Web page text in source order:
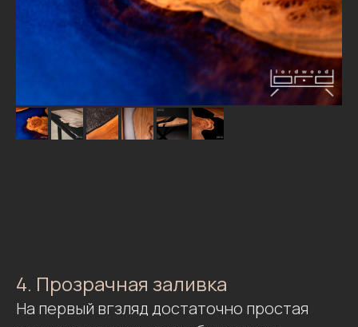
4. Прозрачная заливка
На первый вгзляд достаточно простая